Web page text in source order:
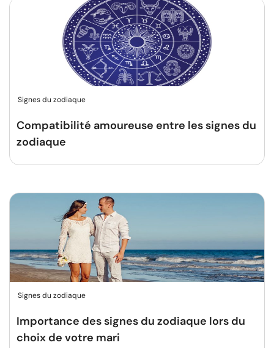
Signes du zodiaque
Compatibilité amoureuse entre les signes du
zodiaque
Signes du zodiaque
Importance des signes du zodiaque lors du
choix de votre mari